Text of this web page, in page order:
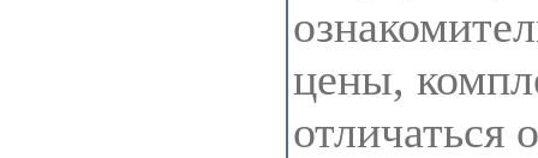
цены,
отличаться